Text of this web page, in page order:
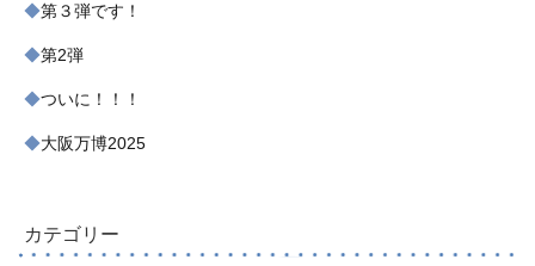
第３弾です！
第2弾
ついに！！！
大阪万博2025
カテゴリー